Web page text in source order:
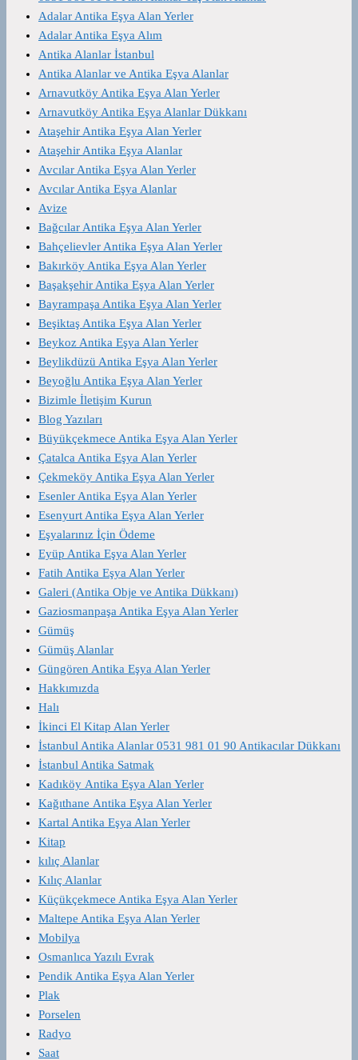
Adalar Antika Eşya Alan Yerler
Adalar Antika Eşya Alım
Antika Alanlar İstanbul
Antika Alanlar ve Antika Eşya Alanlar
Arnavutköy Antika Eşya Alan Yerler
Arnavutköy Antika Eşya Alanlar Dükkanı
Ataşehir Antika Eşya Alan Yerler
Ataşehir Antika Eşya Alanlar
Avcılar Antika Eşya Alan Yerler
Avcılar Antika Eşya Alanlar
Avize
Bağcılar Antika Eşya Alan Yerler
Bahçelievler Antika Eşya Alan Yerler
Bakırköy Antika Eşya Alan Yerler
Başakşehir Antika Eşya Alan Yerler
Bayrampaşa Antika Eşya Alan Yerler
Beşiktaş Antika Eşya Alan Yerler
Beykoz Antika Eşya Alan Yerler
Beylikdüzü Antika Eşya Alan Yerler
Beyoğlu Antika Eşya Alan Yerler
Bizimle İletişim Kurun
Blog Yazıları
Büyükçekmece Antika Eşya Alan Yerler
Çatalca Antika Eşya Alan Yerler
Çekmeköy Antika Eşya Alan Yerler
Esenler Antika Eşya Alan Yerler
Esenyurt Antika Eşya Alan Yerler
Eşyalarınız İçin Ödeme
Eyüp Antika Eşya Alan Yerler
Fatih Antika Eşya Alan Yerler
Galeri (Antika Obje ve Antika Dükkanı)
Gaziosmanpaşa Antika Eşya Alan Yerler
Gümüş
Gümüş Alanlar
Güngören Antika Eşya Alan Yerler
Hakkımızda
Halı
İkinci El Kitap Alan Yerler
İstanbul Antika Alanlar 0531 981 01 90 Antikacılar Dükkanı
İstanbul Antika Satmak
Kadıköy Antika Eşya Alan Yerler
Kağıthane Antika Eşya Alan Yerler
Kartal Antika Eşya Alan Yerler
Kitap
kılıç Alanlar
Kılıç Alanlar
Küçükçekmece Antika Eşya Alan Yerler
Maltepe Antika Eşya Alan Yerler
Mobilya
Osmanlıca Yazılı Evrak
Pendik Antika Eşya Alan Yerler
Plak
Porselen
Radyo
Saat